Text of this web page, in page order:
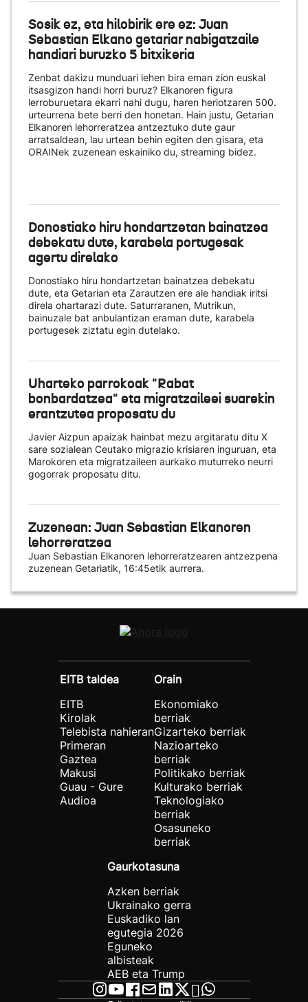
Sosik ez, eta hilobirik ere ez: Juan
Sebastian Elkano getariar nabigatzaile
handiari buruzko 5 bitxikeria
Zenbat dakizu munduari lehen bira eman zion euskal
itsasgizon handi horri buruz? Elkanoren figura
lerroburuetara ekarri nahi dugu, haren heriotzaren 500.
urteurrena bete berri den honetan. Hain justu, Getarian
Elkanoren lehorreratzea antzeztuko dute gaur
arratsaldean, lau urtean behin egiten den gisara, eta
ORAINek zuzenean eskainiko du, streaming bidez.
Donostiako hiru hondartzetan bainatzea
debekatu dute, karabela portugesak
agertu direlako
Donostiako hiru hondartzetan bainatzea debekatu
dute, eta Getarian eta Zarautzen ere ale handiak iritsi
direla ohartarazi dute. Saturraranen, Mutrikun,
bainuzale bat anbulantizan eraman dute, karabela
portugesek ziztatu egin dutelako.
Uharteko parrokoak "Rabat
bonbardatzea" eta migratzaileei suarekin
erantzutea proposatu du
Javier Aizpun apaizak hainbat mezu argitaratu ditu X
sare sozialean Ceutako migrazio krisiaren inguruan, eta
Marokoren eta migratzaileen aurkako muturreko neurri
gogorrak proposatu ditu.
Zuzenean: Juan Sebastian Elkanoren
lehorreratzea
Juan Sebastian Elkanoren lehorreratzearen antzezpena
zuzenean Getariatik, 16:45etik aurrera.
EITB taldea
EITB
Kirolak
Telebista nahieran
Primeran
Gaztea
Makusi
Guau - Gure
Audioa
Orain
Ekonomiako
berriak
Gizarteko berriak
Nazioarteko
berriak
Politikako berriak
Kulturako berriak
Teknologiako
berriak
Osasuneko
berriak
Gaurkotasuna
Azken berriak
Ukrainako gerra
Euskadiko lan
egutegia 2026
Eguneko
albisteak
AEB eta Trump